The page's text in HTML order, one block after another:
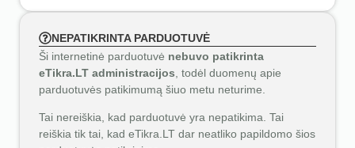
NEPATIKRINTA PARDUOTUVĖ
Ši internetinė parduotuvė nebuvo patikrinta
eTikra.LT administracijos , todėl duomenų apie
parduotuvės patikimumą šiuo metu neturime.
Tai nereiškia, kad parduotuvė yra nepatikima. Tai
reiškia tik tai, kad eTikra.LT dar neatliko papildomo šios